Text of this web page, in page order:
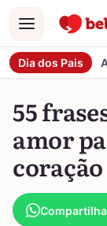
Menu
Dia dos Pais
55
amor
coração